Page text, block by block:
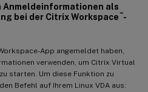
als
bei der Citrix Workspace ™-
App angemeldet haben,
verwenden, um Citrix Virtual
starten. Um diese Funktion zu
Befehl auf Ihrem Linux VDA aus: